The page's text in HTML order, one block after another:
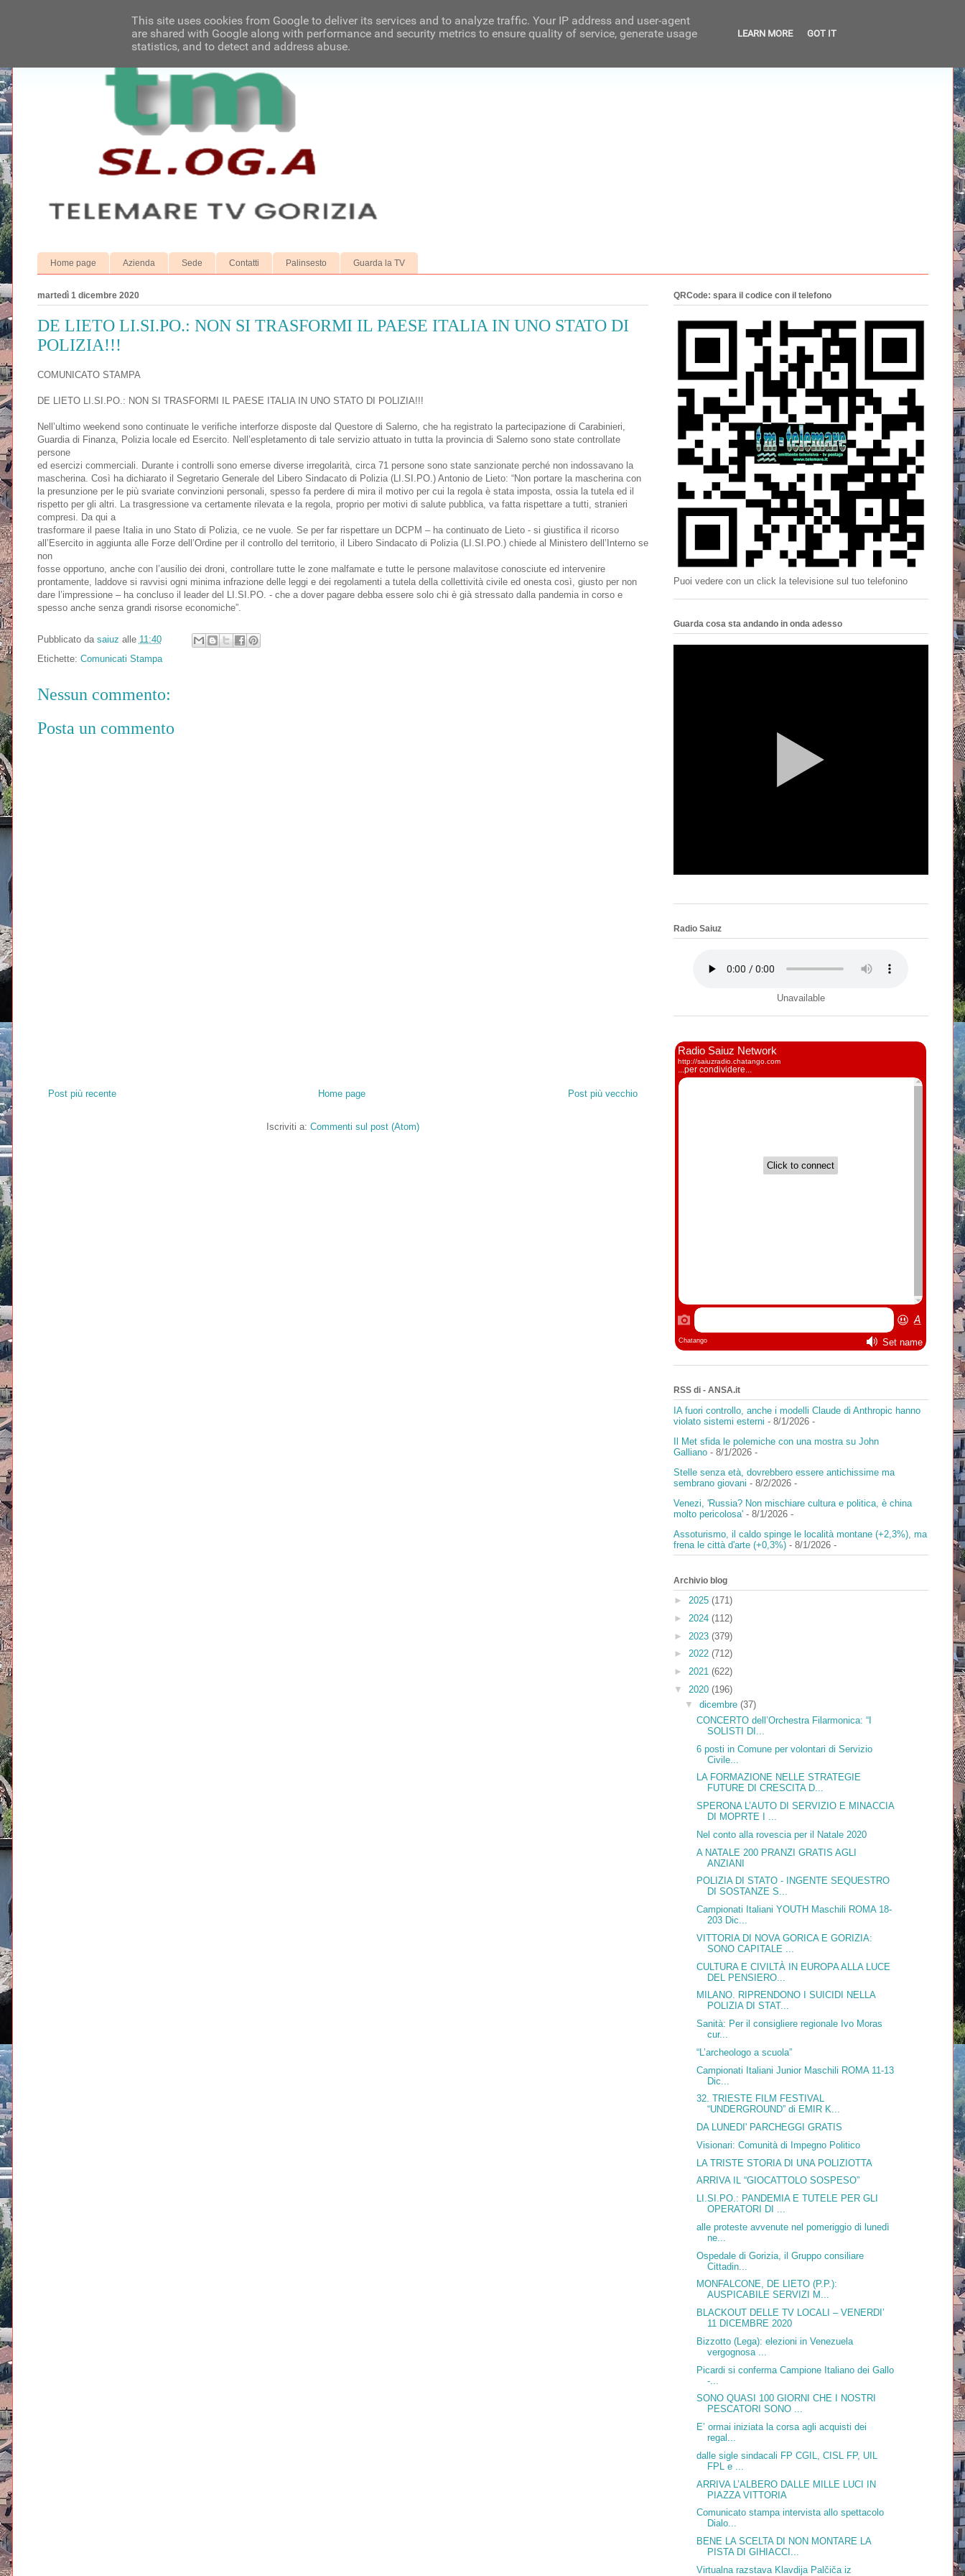
Home page Azienda Sede Contatti Palinsesto Guarda la TV
martedì 1 dicembre 2020
DE LIETO LI.SI.PO.: NON SI TRASFORMI IL PAESE ITALIA IN UNO STATO DI
POLIZIA!!!
COMUNICATO STAMPA
DE LIETO LI.SI.PO.: NON SI TRASFORMI IL PAESE ITALIA IN UNO STATO DI POLIZIA!!!
Nell’ultimo weekend sono continuate le verifiche interforze disposte dal Questore di Salerno, che ha registrato la partecipazione di Carabinieri,
Guardia di Finanza, Polizia locale ed Esercito. Nell’espletamento di tale servizio attuato in tutta la provincia di Salerno sono state controllate
persone
ed esercizi commerciali. Durante i controlli sono emerse diverse irregolarità, circa 71 persone sono state sanzionate perché non indossavano la
mascherina. Così ha dichiarato il Segretario Generale del Libero Sindacato di Polizia (LI.SI.PO.) Antonio de Lieto: “Non portare la mascherina con
la presunzione per le più svariate convinzioni personali, spesso fa perdere di mira il motivo per cui la regola è stata imposta, ossia la tutela ed il
rispetto per gli altri. La trasgressione va certamente rilevata e la regola, proprio per motivi di salute pubblica, va fatta rispettare a tutti, stranieri
compresi. Da qui a
trasformare il paese Italia in uno Stato di Polizia, ce ne vuole. Se per far rispettare un DCPM – ha continuato de Lieto - si giustifica il ricorso
all’Esercito in aggiunta alle Forze dell’Ordine per il controllo del territorio, il Libero Sindacato di Polizia (LI.SI.PO.) chiede al Ministero dell’Interno se
non
fosse opportuno, anche con l’ausilio dei droni, controllare tutte le zone malfamate e tutte le persone malavitose conosciute ed intervenire
prontamente, laddove si ravvisi ogni minima infrazione delle leggi e dei regolamenti a tutela della collettività civile ed onesta così, giusto per non
dare l’impressione – ha concluso il leader del LI.SI.PO. - che a dover pagare debba essere solo chi è già stressato dalla pandemia in corso e
spesso anche senza grandi risorse economiche”.
Pubblicato da saiuz alle 11:40
Etichette: Comunicati Stampa
Nessun commento:
Posta un commento
Post più recente Post più vecchio
Home page
Iscriviti a: Commenti sul post (Atom)
QRCode: spara il codice con il telefono
Puoi vedere con un click la televisione sul tuo telefonino
Guarda cosa sta andando in onda adesso
Radio Saiuz
Unavailable
RSS di - ANSA.it
IA fuori controllo, anche i modelli Claude di Anthropic hanno
violato sistemi esterni - 8/1/2026-
Il Met sfida le polemiche con una mostra su John
Galliano- 8/1/2026-
Stelle senza età, dovrebbero essere antichissime ma
sembrano giovani - 8/2/2026-
Venezi, 'Russia? Non mischiare cultura e politica, è china
molto pericolosa'- 8/1/2026-
Assoturismo, il caldo spinge le località montane (+2,3%), ma
frena le città d'arte (+0,3%)- 8/1/2026-
Archivio blog
► 2025 (171)
► 2024 (112)
► 2023 (379)
► 2022 (712)
► 2021 (622)
▼ 2020 (196)
▼dicembre(37)
CONCERTO dell’Orchestra Filarmonica: “I
SOLISTI DI...
6 posti in Comune per volontari di Servizio
Civile...
LA FORMAZIONE NELLE STRATEGIE
FUTURE DI CRESCITA D...
SPERONA L’AUTO DI SERVIZIO E MINACCIA
DI MOPRTE I ...
Nel conto alla rovescia per il Natale 2020
A NATALE 200 PRANZI GRATIS AGLI
ANZIANI
POLIZIA DI STATO - INGENTE SEQUESTRO
DI SOSTANZE S...
Campionati Italiani YOUTH Maschili ROMA 18-
203 Dic...
VITTORIA DI NOVA GORICA E GORIZIA:
SONO CAPITALE ...
CULTURA E CIVILTÀ IN EUROPA ALLA LUCE
DEL PENSIERO...
MILANO. RIPRENDONO I SUICIDI NELLA
POLIZIA DI STAT...
Sanità: Per il consigliere regionale Ivo Moras
cur...
“L’archeologo a scuola”
Campionati Italiani Junior Maschili ROMA 11-13
Dic...
32. TRIESTE FILM FESTIVAL
“UNDERGROUND” di EMIR K...
DA LUNEDI' PARCHEGGI GRATIS
Visionari: Comunità di Impegno Politico
LA TRISTE STORIA DI UNA POLIZIOTTA
ARRIVA IL “GIOCATTOLO SOSPESO”
LI.SI.PO.: PANDEMIA E TUTELE PER GLI
OPERATORI DI ...
alle proteste avvenute nel pomeriggio di lunedì
ne...
Ospedale di Gorizia, il Gruppo consiliare
Cittadin...
MONFALCONE, DE LIETO (P.P.):
AUSPICABILE SERVIZI M...
BLACKOUT DELLE TV LOCALI – VENERDI’
11 DICEMBRE 2020
Bizzotto (Lega): elezioni in Venezuela
vergognosa ...
Picardi si conferma Campione Italiano dei Gallo
-...
SONO QUASI 100 GIORNI CHE I NOSTRI
PESCATORI SONO ...
E’ ormai iniziata la corsa agli acquisti dei
regal...
dalle sigle sindacali FP CGIL, CISL FP, UIL
FPL e ...
ARRIVA L’ALBERO DALLE MILLE LUCI IN
PIAZZA VITTORIA
Comunicato stampa intervista allo spettacolo
Dialo...
BENE LA SCELTA DI NON MONTARE LA
PISTA DI GIHIACCI...
Virtualna razstava Klavdija Palčiča iz
This site uses cookies from Google to deliver its services and to analyze traffic. Your IP address and user-agent
are shared with Google along with performance and security metrics to ensure quality of service, generate usage
statistics, and to detect and address abuse.
LEARN MORE GOT IT